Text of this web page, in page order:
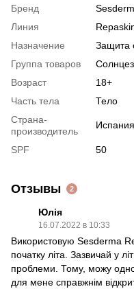
Бренд
Линия
Назначение
Защита
Группа товаров
Возраст
18+
Часть тела
Тело
Страна-
производитель
Испания
SPF 50
Отзывы 2
Юлія
16.07.2022 в 10:33
Використовую Sesderma
початку літа. Зазвичай у
проблеми. Тому, можу
для мене справжнім